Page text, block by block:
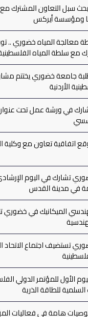
سبل التعاون المشترك
ومؤسسة أيركس
معالجة المياه خضوري ..
مع سلطة المياه
جامعة خضوري يختتم
الأردنية
في ورشة عمل تحت
اتفاقية تعاون مع وكلية
تشارك في اليوم
في مدينة القدس
الميكانيك في
تستضيف اجتماع الاتحاد
الأول للمؤتمر الدولي
للطاقة الذرية
هامة في فعاليات